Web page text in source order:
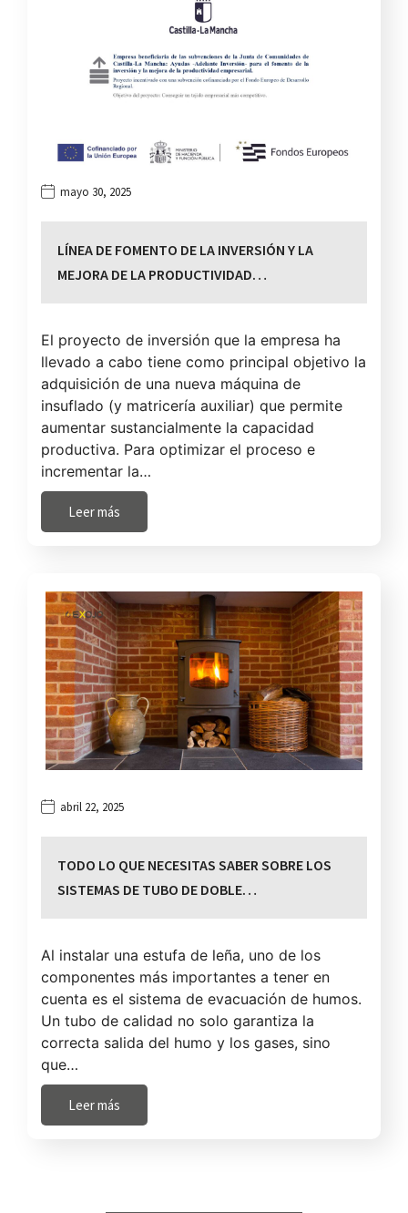
mayo 30, 2025
LÍNEA DE FOMENTO DE LA INVERSIÓN Y LA
MEJORA DE LA PRODUCTIVIDAD…
El proyecto de inversión que la empresa ha
llevado a cabo tiene como principal objetivo la
adquisición de una nueva máquina de
insuflado (y matricería auxiliar) que permite
aumentar sustancialmente la capacidad
productiva. Para optimizar el proceso e
incrementar la…
Leer más
abril 22, 2025
TODO LO QUE NECESITAS SABER SOBRE LOS
SISTEMAS DE TUBO DE DOBLE…
Al instalar una estufa de leña, uno de los
componentes más importantes a tener en
cuenta es el sistema de evacuación de humos.
Un tubo de calidad no solo garantiza la
correcta salida del humo y los gases, sino
que…
Leer más